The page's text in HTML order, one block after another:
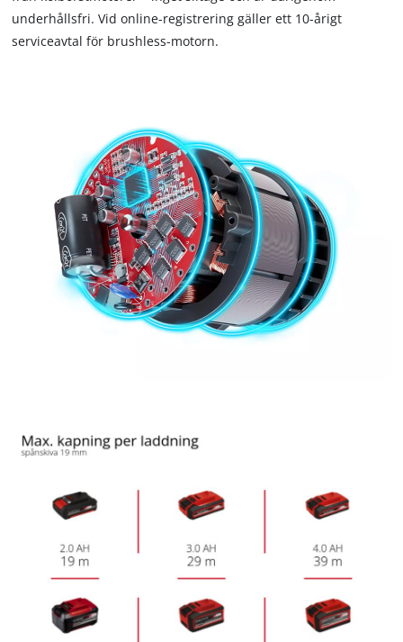
underhållsfri. Vid online-registrering gäller ett 10-årigt
serviceavtal för brushless-motorn.